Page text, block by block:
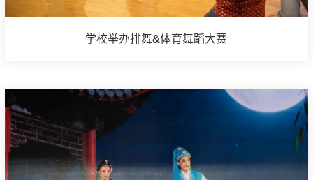
学校举办排舞&体育舞蹈大赛